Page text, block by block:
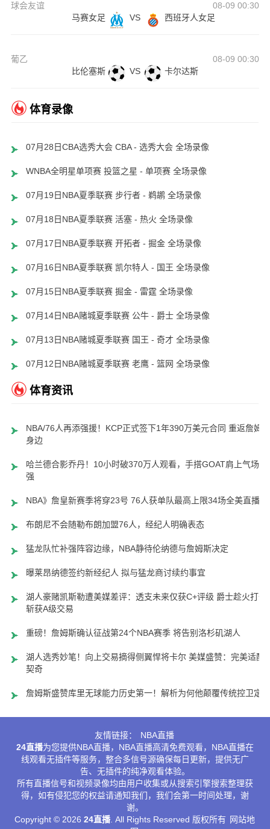
球会友谊
08-09 00:30
马赛女足
VS 西班牙人女足
葡乙
08-09 00:30
比伦塞斯
VS 卡尔达斯
体育录像
07月28日CBA选秀大会 CBA - 选秀大会 全场录像
WNBA全明星单项赛 投篮之星 - 单项赛 全场录像
07月19日NBA夏季联赛 步行者 - 鹈鹕 全场录像
07月18日NBA夏季联赛 活塞 - 热火 全场录像
07月17日NBA夏季联赛 开拓者 - 掘金 全场录像
07月16日NBA夏季联赛 凯尔特人 - 国王 全场录像
07月15日NBA夏季联赛 掘金 - 雷霆 全场录像
07月14日NBA赌城夏季联赛 公牛 - 爵士 全场录像
07月13日NBA赌城夏季联赛 国王 - 奇才 全场录像
07月12日NBA赌城夏季联赛 老鹰 - 篮网 全场录像
体育资讯
NBA/76人再添强援！KCP正式签下1年390万美元合同 重返詹姆斯
身边
哈兰德合影乔丹！10小时破370万人观看，手搭GOAT肩上气场超
强
NBA》詹皇新赛季将穿23号 76人获单队最高上限34场全美直播
布朗尼不会随勒布朗加盟76人，经纪人明确表态
猛龙队忙补强阵容边缘，NBA静待伦纳德与詹姆斯决定
曝莱昂纳德签约新经纪人 拟与猛龙商讨续约事宜
湖人豪赌凯斯勒遭美媒差评：透支未来仅获C+评级 爵士趁火打劫
斩获A级交易
重磅！詹姆斯确认征战第24个NBA赛季 将告别洛杉矶湖人
湖人选秀妙笔！向上交易摘得侧翼悍将卡尔 美媒盛赞：完美适配
契奇
詹姆斯盛赞库里无球能力历史第一！解析为何他颠覆传统控卫定义
友情链接：
NBA直播
24直播为您提供NBA直播，NBA直播高清免费观看，NBA直播在
线观看无插件等服务，整合多信号源确保每日更新，提供无广
告、无插件的纯净观看体验。
所有直播信号和视频录像均由用户收集或从搜索引擎搜索整理获
得，如有侵犯您的权益请通知我们，我们会第一时间处理，谢
谢。
Copyright © 202624直播 . All Rights Reserved 版权所有 网站地